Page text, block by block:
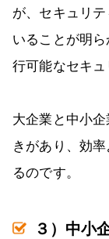
が、セキュリ
いることが明
行可能なセキュ
大企業と中小
きがあり、効
るのです。
３）中小